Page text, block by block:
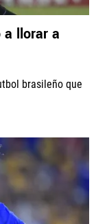
a llorar a
brasileño que